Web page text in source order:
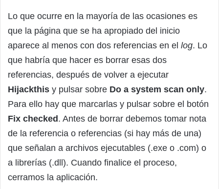
Lo que ocurre en la mayoría de las ocasiones es
que la página que se ha apropiado del inicio
aparece al menos con dos referencias en el log. Lo
que habría que hacer es borrar esas dos
referencias, después de volver a ejecutar
Hijackthis y pulsar sobre Do a system scan only.
Para ello hay que marcarlas y pulsar sobre el botón
Fix checked . Antes de borrar debemos tomar nota
de la referencia o referencias (si hay más de una)
que señalan a archivos ejecutables (.exe o .com) o
a librerías (.dll). Cuando finalice el proceso,
cerramos la aplicación.